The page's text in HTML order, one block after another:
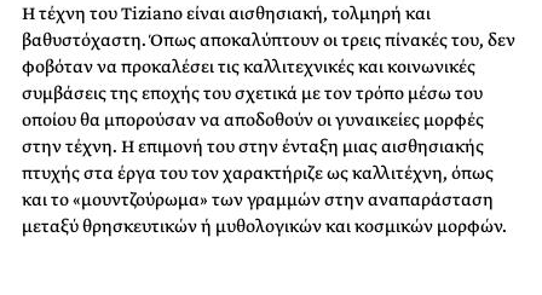
H τέχνη του Tiziano είναι αισθησιακή, τολμηρή και
βαθυστόχαστη. Όπως αποκαλύπτουν οι τρεις πίνακές του, δεν
φοβόταν να προκαλέσει τις καλλιτεχνικές και κοινωνικές
συμβάσεις της εποχής του σχετικά με τον τρόπο μέσω του
οποίου θα μπορούσαν να αποδοθούν οι γυναικείες μορφές
στην τέχνη. Η επιμονή του στην ένταξη μιας αισθησιακής
πτυχής στα έργα του τον χαρακτήριζε ως καλλιτέχνη, όπως
και το «μουντζούρωμα» των γραμμών στην αναπαράσταση
μεταξύ θρησκευτικών ή μυθολογικών και κοσμικών μορφών.